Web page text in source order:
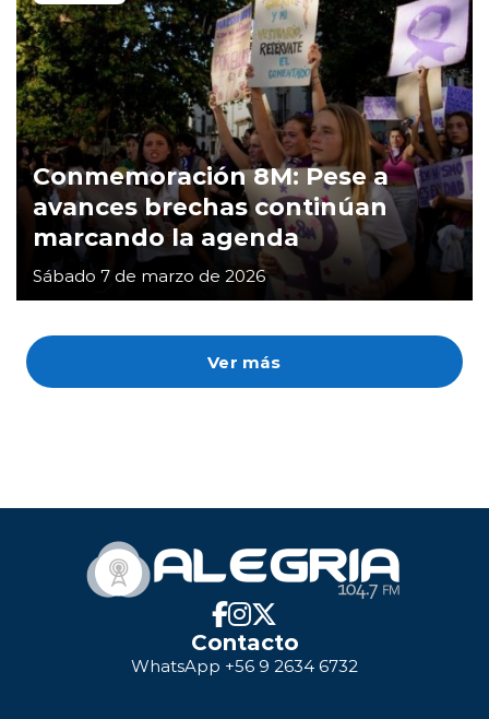
Ver más
Conmemoración 8M: Pese a
avances brechas continúan
marcando la agenda
Sábado 7 de marzo de 2026
Contacto
WhatsApp +56 9 2634 6732